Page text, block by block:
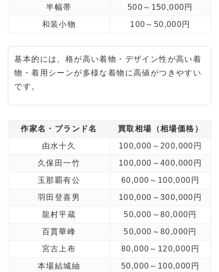
半幅帯 500～150,000円
和装小物 100～50,000円
基本的には、格が高い着物・デザイン性が高い着
物・着用シーンが多様な着物に高値がつきやすい
です。
作家名・ブランド名 買取相場（相場価格）
由水十久 100,000～200,000円
久保田一竹 100,000～400,000円
玉那覇有公 60,000～100,000円
羽田登喜男 100,000～300,000円
龍村平蔵 50,000～80,000円
百貫華峰 50,000～80,000円
宮古上布 80,000～120,000円
本場結城紬 50,000～100,000円